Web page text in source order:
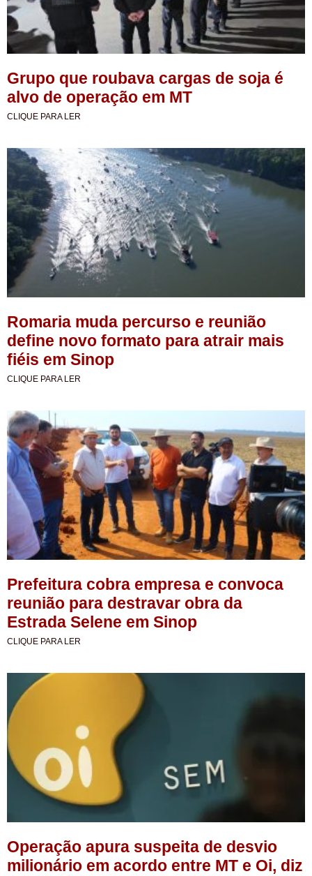
Grupo que roubava cargas de soja é
alvo de operação em MT
CLIQUE PARA LER
Romaria muda percurso e reunião
define novo formato para atrair mais
fiéis em Sinop
CLIQUE PARA LER
Prefeitura cobra empresa e convoca
reunião para destravar obra da
Estrada Selene em Sinop
CLIQUE PARA LER
Operação apura suspeita de desvio
milionário em acordo entre MT e Oi, diz